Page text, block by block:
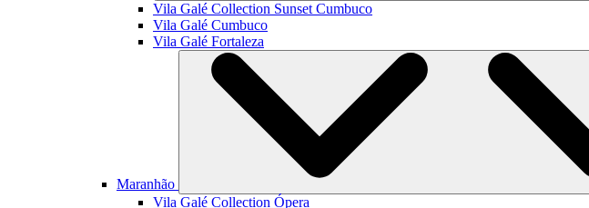
Vila Galé Collection Sunset Cumbuco
Vila Galé Cumbuco
Vila Galé Fortaleza
Maranhão
Vila Galé Collection Ópera